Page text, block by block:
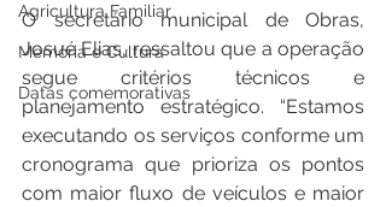
Agricultura Familiar
Memória e Cultura
Datas comemorativas
O secretário municipal de Obras,
Josué Elias, ressaltou que a operação
segue critérios técnicos e
planejamento estratégico. “Estamos
executando os serviços conforme um
cronograma que prioriza os pontos
com maior fluxo de veículos e maior